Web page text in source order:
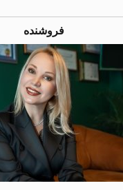
فروشنده